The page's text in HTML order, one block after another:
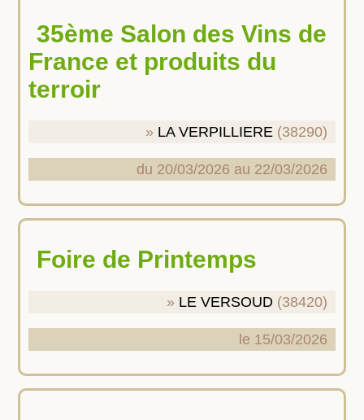
35ème Salon des Vins de
France et produits du
terroir
LA VERPILLIERE (38290)
du 20/03/2026 au 22/03/2026
Foire de Printemps
LE VERSOUD (38420)
le 15/03/2026